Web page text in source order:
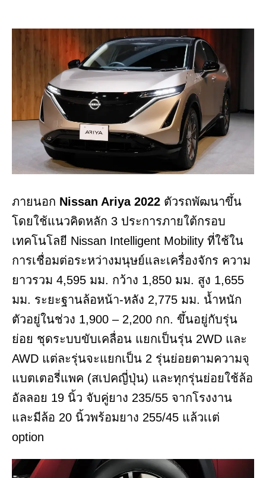
ภายนอก Nissan Ariya 2022 ตัวรถพัฒนาขึ้น
โดยใช้แนวคิดหลัก 3 ประการภายใต้กรอบ
เทคโนโลยี Nissan Intelligent Mobility ที่ใช้ใน
การเชื่อมต่อระหว่างมนุษย์และเครื่องจักร ความ
ยาวรวม 4,595 มม. กว้าง 1,850 มม. สูง 1,655
มม. ระยะฐานล้อหน้า-หลัง 2,775 มม. น้ำหนัก
ตัวอยู่ในช่วง 1,900 – 2,200 กก. ขึ้นอยู่กับรุ่น
ย่อย ชุดระบบขับเคลื่อน แยกเป็นรุ่น 2WD และ
AWD แต่ละรุ่นจะแยกเป็น 2 รุ่นย่อยตามความจุ
แบตเตอรี่แพค (สเปคญี่ปุ่น) และทุกรุ่นย่อยใช้ล้อ
อัลลอย 19 นิ้ว จับคู่ยาง 235/55 จากโรงงาน
และมีล้อ 20 นิ้วพร้อมยาง 255/45 แล้วเเต่
option